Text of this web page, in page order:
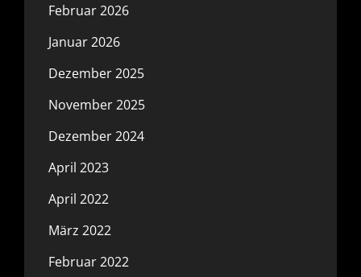
Februar 2026
Januar 2026
Dezember 2025
November 2025
Dezember 2024
April 2023
April 2022
März 2022
Februar 2022